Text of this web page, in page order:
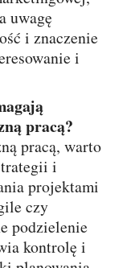
uwagę
i znaczenie
i
pracą?
pracą, warto
i
projektami
czy
podzielenie
kontrolę i